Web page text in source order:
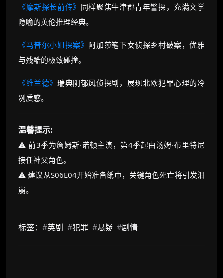
《摩斯探长前传》 同样聚焦牛津郡青年警探，充满文学
隐喻的英伦推理经典。
《马普尔小姐探案》 阿加莎笔下女侦探乡村破案，优雅
与残酷的极致碰撞。
《维兰德》瑞典阴郁风侦探剧，展现北欧犯罪心理的冷
冽质感。
温馨提示:
⚠️ 前3季为詹姆斯·诺顿主演，第4季起由汤姆·布里特尼
接任神父角色。
⚠️ 建议从S06E04开始准备纸巾，关键角色死亡将引发泪
崩。
标签： #英剧 #犯罪 #悬疑 #剧情